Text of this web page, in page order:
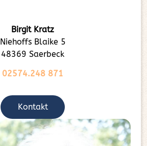
Birgit Kratz
Niehoffs Blaike 5
48369 Saerbeck
02574.248 871
Kontakt